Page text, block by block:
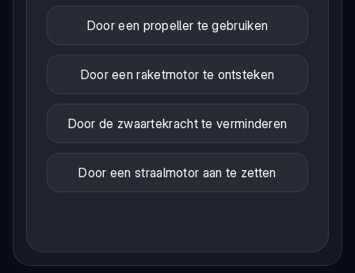
Door een propeller te gebruiken
Door een raketmotor te ontsteken
Door de zwaartekracht te verminderen
Door een straalmotor aan te zetten